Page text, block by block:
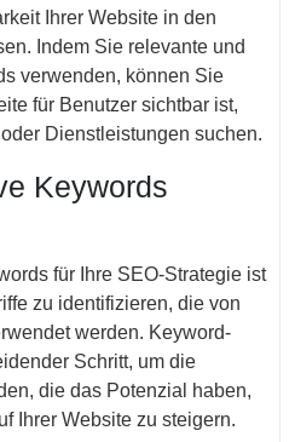
Ihrer Website in den
Indem Sie relevante und
verwenden, können Sie
für Benutzer sichtbar ist,
Dienstleistungen suchen.
Keywords
für Ihre SEO-Strategie ist
zu identifizieren, die von
werden. Keyword-
Schritt, um die
die das Potenzial haben,
Ihrer Website zu steigern.